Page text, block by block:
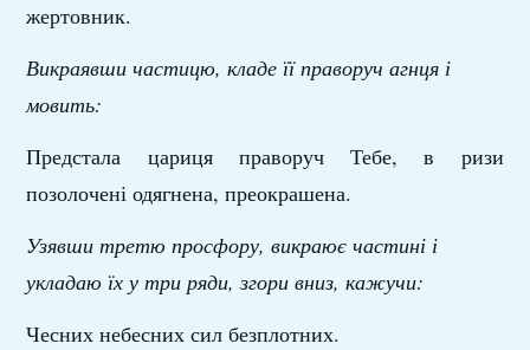
жертовник.
Викраявши частицю, кладе її праворуч агнця і
мовить:
Предстала цариця праворуч Тебе, в ризи
позолочені одягнена, преокрашена.
Узявши третю просфору, викраює частині і
укладаю їх у три ряди, згори вниз, кажучи:
Чесних небесних сил безплотних.